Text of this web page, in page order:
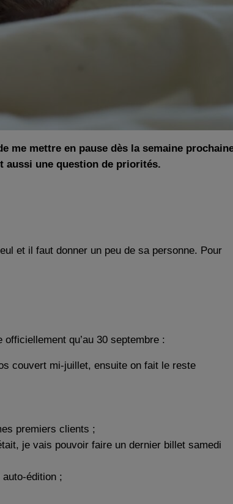
me mettre en pause dès la semaine
aussi une question de priorités.
et il faut donner un peu de sa personne. Pour
qu’au 30 septembre :
couvert mi-juillet, ensuite on fait le reste
premiers clients ;
je vais pouvoir faire un dernier billet samedi
édition ;